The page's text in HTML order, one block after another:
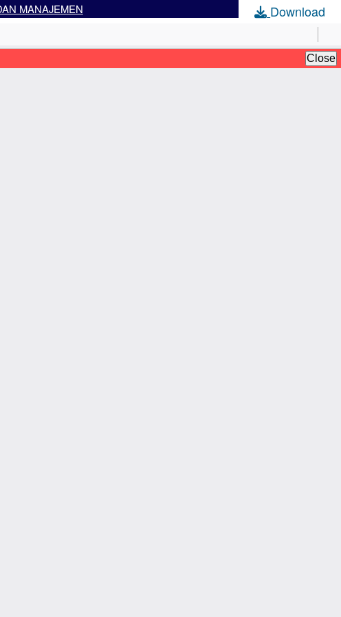
MANAJEMEN Download